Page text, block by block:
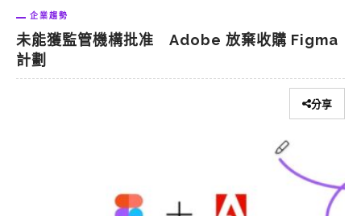
企業趨勢
未能獲監管機構批准 Adobe 放棄收購 Figma
計劃
分享